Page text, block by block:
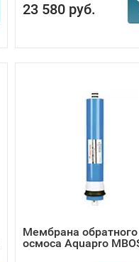
23 580 руб.
Мембрана обратного
осмоса Aquapro